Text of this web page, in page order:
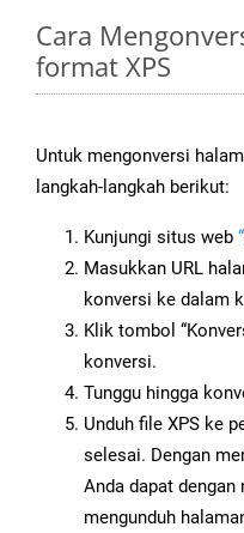
Cara
format XPS
Untuk mengonversi
langkah-langkah berikut:
Kunjungi situs web
Masukkan URL
konversi ke dalam
Klik tombol
konversi.
Tunggu hingga
Unduh file XPS ke
selesai. Dengan
Anda dapat
mengunduh